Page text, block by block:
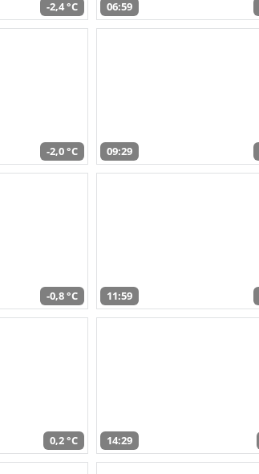
-2,4 °C 06:59
-2,0 °C 09:29
-0,8 °C 11:59
0,2 °C 14:29